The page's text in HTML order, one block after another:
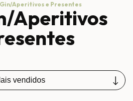
Aperitivos e Presentes
Aperitivos